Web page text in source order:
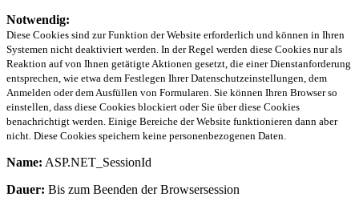
Notwendig:
Diese Cookies sind zur Funktion der Website erforderlich und können in Ihren
Systemen nicht deaktiviert werden. In der Regel werden diese Cookies nur als
Reaktion auf von Ihnen getätigte Aktionen gesetzt, die einer Dienstanforderung
entsprechen, wie etwa dem Festlegen Ihrer Datenschutzeinstellungen, dem
Anmelden oder dem Ausfüllen von Formularen. Sie können Ihren Browser so
einstellen, dass diese Cookies blockiert oder Sie über diese Cookies
benachrichtigt werden. Einige Bereiche der Website funktionieren dann aber
nicht. Diese Cookies speichern keine personenbezogenen Daten.
Name: ASP.NET_SessionId
Dauer: Bis zum Beenden der Browsersession